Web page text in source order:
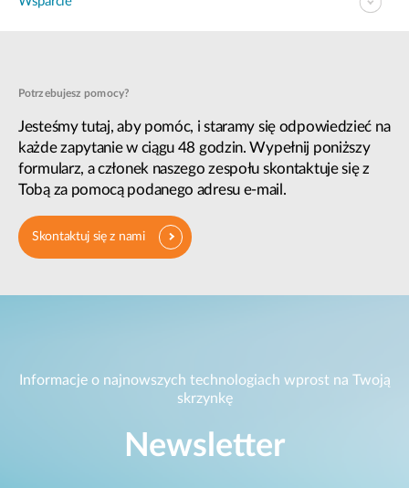
Potrzebujesz pomocy?
Jesteśmy tutaj, aby pomóc, i staramy się odpowiedzieć na
każde zapytanie w ciągu 48 godzin. Wypełnij poniższy
formularz, a członek naszego zespołu skontaktuje się z
Tobą za pomocą podanego adresu e-mail.
Skontaktuj się z nami
Informacje o najnowszych technologiach wprost na Twoją
skrzynkę
Newsletter